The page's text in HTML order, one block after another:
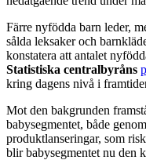
Färre nyfödda barn leder,
sålda leksaker och
konstatera att antalet
Statistiska centralbyråns
kring dagens nivå i
Mot den bakgrunden
babysegmentet, både
produktlanseringar, som
blir babysegmentet nu den